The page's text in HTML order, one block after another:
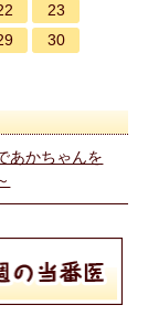
23
30
あかちゃんを